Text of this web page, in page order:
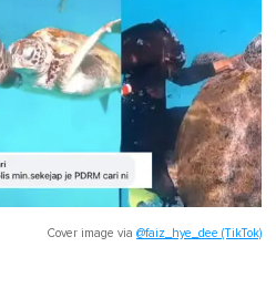
Cover image via @faiz_hye_dee (TikTok)